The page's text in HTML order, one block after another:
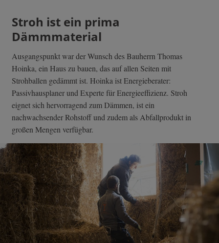
Stroh ist ein prima
Dämmmaterial
Ausgangspunkt war der Wunsch des Bauherrn Thomas
Hoinka, ein Haus zu bauen, das auf allen Seiten mit
Strohballen gedämmt ist. Hoinka ist Energieberater:
Passivhausplaner und Experte für Energieeffizienz. Stroh
eignet sich hervorragend zum Dämmen, ist ein
nachwachsender Rohstoff und zudem als Abfallprodukt in
großen Mengen verfügbar.